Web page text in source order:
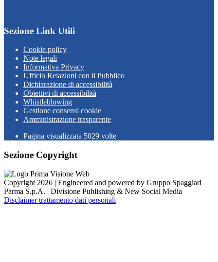
Sezione Link Utili
Cookie policy
Note legali
Informativa Privacy
Ufficio Relazioni con il Pubblico
Dichiarazione di accessibilità
Obiettivi di accessibilità
Whistleblowing
Gestione consensi cookie
Amministrazione trasparente
Pagina visualizzata 5029 volte
Sezione Copyright
Copyright 2026 | Engineered and powered by Gruppo Spaggiari
Parma S.p.A. | Divisione Publishing & New Social Media
Disclaimer trattamento dati personali